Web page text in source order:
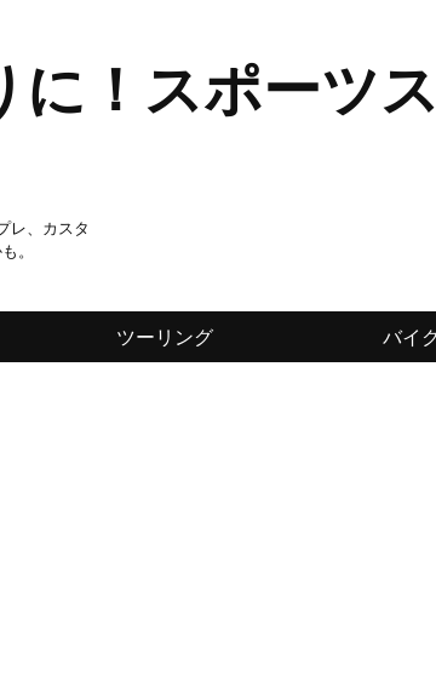
に！スポーツ
レ、カスタ
。
ツーリング バイ